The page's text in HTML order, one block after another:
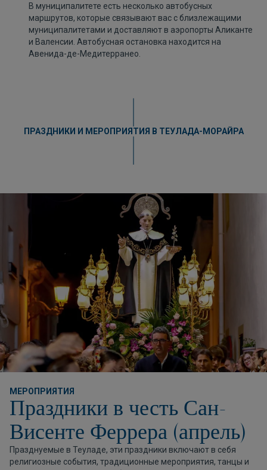
В муниципалитете есть несколько автобусных
маршрутов, которые связывают вас с близлежащими
муниципалитетами и доставляют в аэропорты Аликанте
и Валенсии. Автобусная остановка находится на
Авенида-де-Медитерранео.
ПРАЗДНИКИ И МЕРОПРИЯТИЯ В ТЕУЛАДА-МОРАЙРА
МЕРОПРИЯТИЯ
Праздники в честь Сан-
Висенте Феррера (апрель)
Празднуемые в Теуладе, эти праздники включают в себя
религиозные события, традиционные мероприятия, танцы и